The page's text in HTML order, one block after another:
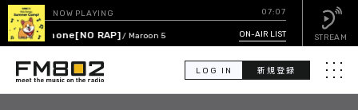
LOG IN 新規登録 メニ
NOW PLAYING 07:07
Payphone[NO RAP]/ Maroon 5 ON-AIR LIST STREAM